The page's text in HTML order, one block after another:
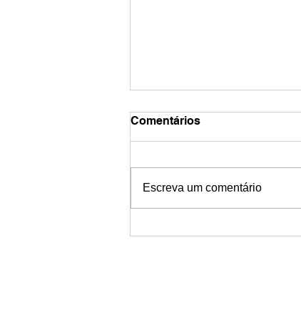
Comentários
Escreva um comentário